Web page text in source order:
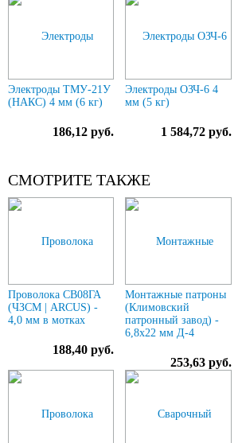
Электроды ТМУ-21У
(НАКС) 4 мм (6 кг)
186,12 руб.
Электроды ОЗЧ-6 4
мм (5 кг)
1 584,72 руб.
СМОТРИТЕ ТАКЖЕ
Проволока СВ08ГА
(ЧЗСМ | ARCUS) -
4,0 мм в мотках
188,40 руб.
Монтажные патроны
(Климовский
патронный завод) -
6,8х22 мм Д-4
253,63 руб.